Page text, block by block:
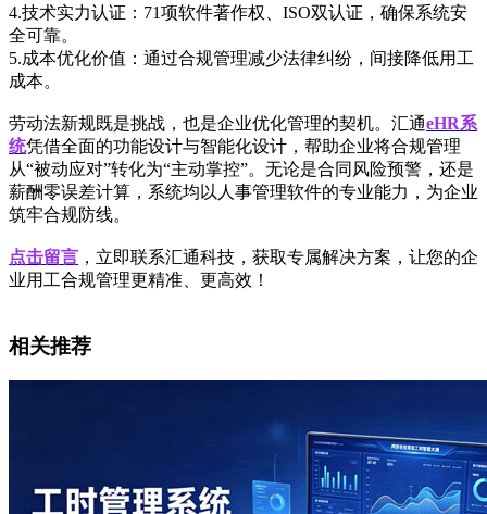
4.技术实力认证：71项软件著作权、ISO双认证，确保系统安
全可靠。
5.成本优化价值：通过合规管理减少法律纠纷，间接降低用工
成本。
劳动法新规既是挑战，也是企业优化管理的契机。汇通eHR系
统凭借全面的功能设计与智能化设计，帮助企业将合规管理
从“被动应对”转化为“主动掌控”。无论是合同风险预警，还是
薪酬零误差计算，系统均以人事管理软件的专业能力，为企业
筑牢合规防线。
点击留言 ，立即联系汇通科技，获取专属解决方案，让您的企
业用工合规管理更精准、更高效！
相关推荐